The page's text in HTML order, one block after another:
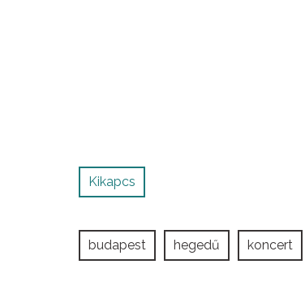
Kikapcs
budapest hegedű koncert